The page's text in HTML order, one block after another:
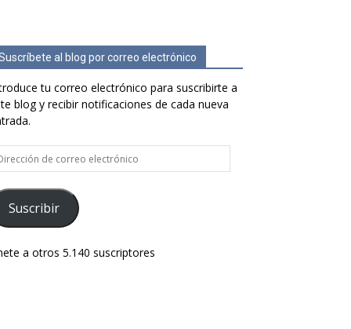
al blog por correo electrónico
tu correo electrónico para suscribirte a
blog y recibir notificaciones de cada nueva
Suscribir
a otros 5.140 suscriptores